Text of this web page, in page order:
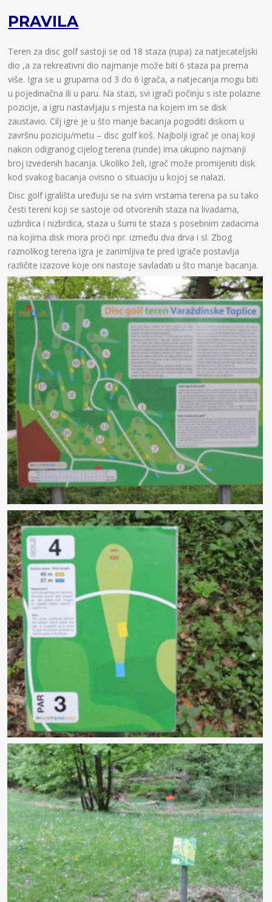
PRAVILA
Teren za disc golf sastoji se od 18 staza (rupa) za natjecateljski
dio ,a za rekreativni dio najmanje može biti 6 staza pa prema
više. Igra se u grupama od 3 do 6 igrača, a natjecanja mogu biti
u pojedinačna ili u paru. Na stazi, svi igrači počinju s iste polazne
pozicije, a igru nastavljaju s mjesta na kojem im se disk
zaustavio. Cilj igre je u što manje bacanja pogoditi diskom u
završnu poziciju/metu – disc golf koš. Najbolji igrač je onaj koji
nakon odigranog cijelog terena (runde) ima ukupno najmanji
broj izvedenih bacanja. Ukoliko želi, igrač može promijeniti disk
kod svakog bacanja ovisno o situaciju u kojoj se nalazi.
Disc golf igrališta uređuju se na svim vrstama terena pa su tako
česti tereni koji se sastoje od otvorenih staza na livadama,
uzbrdica i nizbrdica, staza u šumi te staza s posebnim zadacima
na kojima disk mora proći npr. između dva drva i sl. Zbog
raznolikog terena igra je zanimljiva te pred igrače postavlja
različite izazove koje oni nastoje savladati u što manje bacanja.